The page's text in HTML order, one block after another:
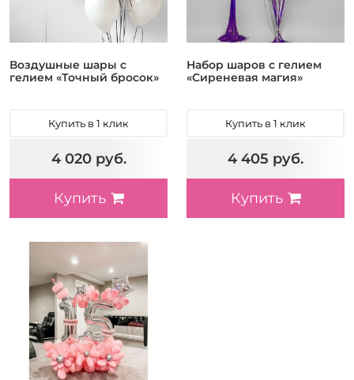
Воздушные шары с
гелием «Точный бросок»
Купить в 1 клик
4 020 руб.
Купить
Набор шаров с гелием
«Сиреневая магия»
Купить в 1 клик
4 405 руб.
Купить